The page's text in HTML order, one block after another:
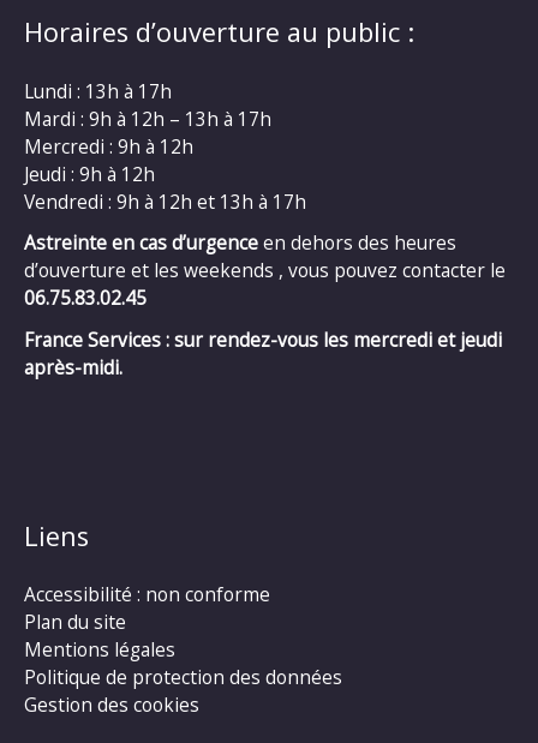
Horaires d’ouverture au public :
Lundi : 13h à 17h
Mardi : 9h à 12h – 13h à 17h
Mercredi : 9h à 12h
Jeudi : 9h à 12h
Vendredi : 9h à 12h et 13h à 17h
Astreinte en cas d’urgenceen dehors des heures
d’ouverture et les weekends , vous pouvez contacter le
06.75.83.02.45
France Services : sur rendez-vous les mercredi et jeudi
après-midi.
Liens
Accessibilité : non conforme
Plan du site
Mentions légales
Politique de protection des données
Gestion des cookies